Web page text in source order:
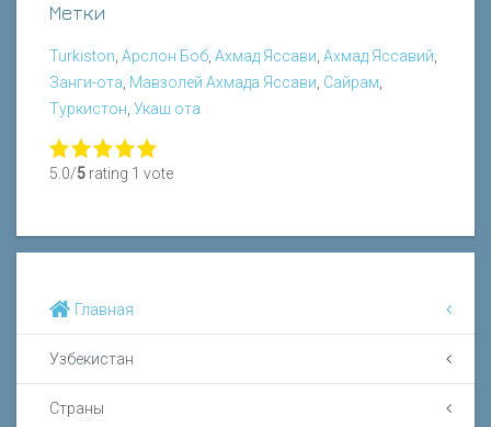
Метки
Turkiston Арслон Боб Ахмад Яссави Ахмад Яссавий
Занги-ота Мавзолей Ахмада Яссави Сайрам
Туркистон Укаш ота
5.0/5 rating 1 vote
Главная
Узбекистан
Страны